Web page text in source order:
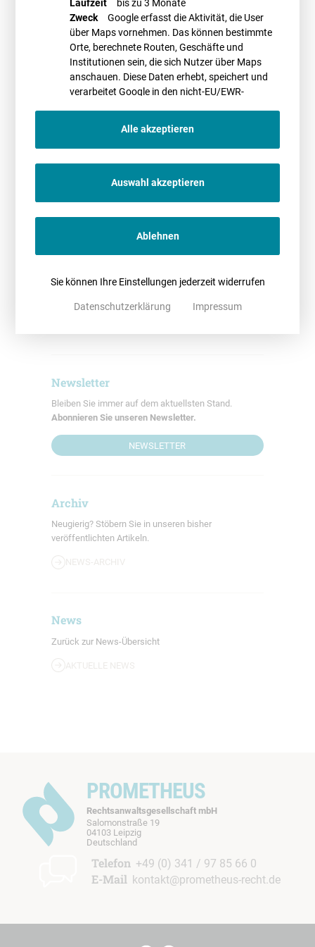
Wegweisende Entscheidung?
Ob die Entscheidung des LG Augsburg wegweisend sein wird, muss
sich zeigen. Fakt ist, dass sich andere Gerichte, hinsichtlich der
Nutzungsentschädigung weniger klar positioniert haben. Allerdings hat
das LG Augsburg erstmals die Meinung vieler betroffener Kunden
aufgegriffen und entschieden, dass derjenige, der sich bewusst
gesetzeswidrig verhält, keine zusätzlichen Vorteile aus der
Berufung einlegen kann.
Newsletter
Bleiben Sie immer auf dem aktuellsten Stand.
Abonnieren Sie unseren Newsletter.
NEWSLETTER
Archiv
Neugierig? Stöbern Sie in unseren bisher
veröffentlichten Artikeln.
NEWS-ARCHIV
News
Zurück zur News-Übersicht
AKTUELLE NEWS
PROMETHEUS
Rechtsanwaltsgesellschaft mbH
Salomonstraße 19
04103 Leipzig
Deutschland
b
Telefon +49 (0) 341 / 97 85 66 0
E-Mail kontakt@prometheus-recht.de
Laufzeit
bis zu 3 Monate
Zweck
Google erfasst die Aktivität, die User
über Maps vornehmen. Das können bestimmte
Orte, berechnete Routen, Geschäfte und
Institutionen sein, die sich Nutzer über Maps
anschauen. Diese Daten erhebt, speichert und
verarbeitet Google in den nicht-EU/EWR-
Alle akzeptieren
Auswahl akzeptieren
Ablehnen
Sie können Ihre Einstellungen jederzeit widerrufen
Datenschutzerklärung Impressum